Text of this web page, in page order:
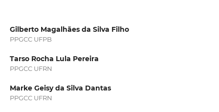
Gilberto Magalhães da Silva Filho
PPGCC UFPB
Tarso Rocha Lula Pereira
PPGCC UFRN
Marke Geisy da Silva Dantas
PPGCC UFRN